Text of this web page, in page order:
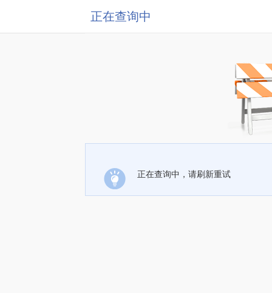
正在查询中
正在查询中，请刷新重试